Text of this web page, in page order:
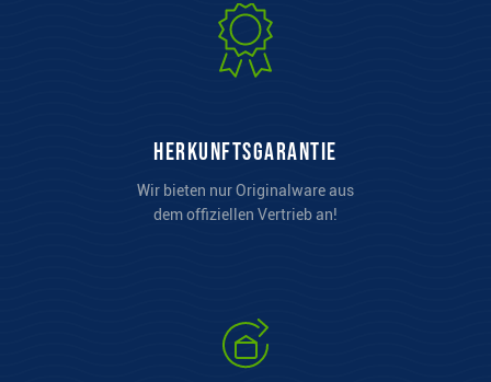
Herkunftsgarantie
Wir bieten nur Originalware aus
dem offiziellen Vertrieb an!